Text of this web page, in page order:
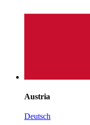
Austria
Deutsch